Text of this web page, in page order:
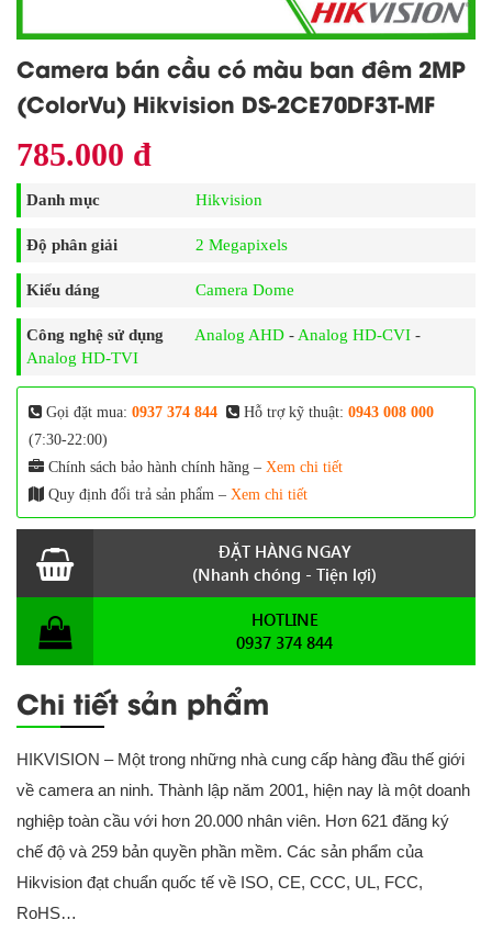
Camera bán cầu có màu ban đêm 2MP
(ColorVu) Hikvision DS-2CE70DF3T-MF
785.000 đ
Danh mục Hikvision
Độ phân giải 2 Megapixels
Kiểu dáng Camera Dome
Công nghệ sử dụng Analog AHD - Analog HD-CVI -
Analog HD-TVI
Gọi đặt mua: 0937 374 844 Hỗ trợ kỹ thuật: 0943 008 000
(7:30-22:00)
Chính sách bảo hành chính hãng – Xem chi tiết
Quy định đổi trả sản phẩm – Xem chi tiết
ĐẶT HÀNG NGAY
(Nhanh chóng - Tiện lợi)
HOTLINE
0937 374 844
Chi tiết sản phẩm
HIKVISION – Một trong những nhà cung cấp hàng đầu thế giới
về camera an ninh. Thành lập năm 2001, hiện nay là một doanh
nghiệp toàn cầu với hơn 20.000 nhân viên. Hơn 621 đăng ký
chế độ và 259 bản quyền phần mềm. Các sản phẩm của
Hikvision đạt chuẩn quốc tế về ISO, CE, CCC, UL, FCC,
RoHS…